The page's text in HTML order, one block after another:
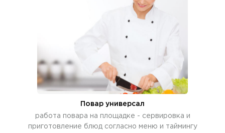
Повар универсал
работа повара на площадке - сервировка и
приготовление блюд согласно меню и таймингу